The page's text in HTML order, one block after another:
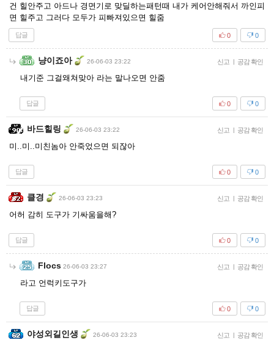
건 힐안주고 아드나 경면기로 맞딜하는패턴때 내가 케어안해줘서 까인피
면 힐주고 그러다 모두가 피빠져있으면 힐줌
답글 0
0
냥이죠아 26-06-03 23:22 신고 | 공감 확인
내기준 그걸왜쳐맞아 라는 말나오면 안줌
답글 0
0
바드힐링 26-06-03 23:22 신고 | 공감 확인
미..미..미친놈아 안죽었으면 되잖아
답글 0
0
클경 26-06-03 23:23 신고 | 공감 확인
어허 감히 도구가 기싸움을해?
답글 0
0
Flocs 26-06-03 23:27 신고 | 공감 확인
라고 언럭키도구가
답글 0
0
야성외길인생 26-06-03 23:23 신고 | 공감 확인